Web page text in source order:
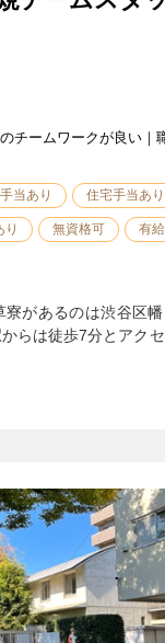
チームワークが良い｜
当あり 住宅手当あり
り 無資格可 有
があるのは渋谷区
らは徒歩7分とアクセ